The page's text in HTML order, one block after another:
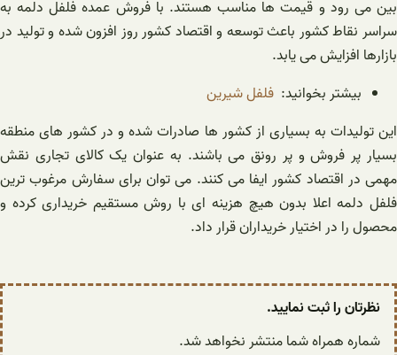
بین می رود و قیمت ها مناسب هستند. با فروش عمده فلفل دلمه به
سراسر نقاط کشور باعث توسعه و اقتصاد کشور روز افزون شده و تولید در
بازارها افزایش می یابد.
بیشتر بخوانید: فلفل شیرین
این تولیدات به بسیاری از کشور ها صادرات شده و در کشور های منطقه
بسیار پر فروش و پر رونق می باشند. به عنوان یک کالای تجاری نقش
مهمی در اقتصاد کشور ایفا می کنند. می توان برای سفارش مرغوب ترین
فلفل دلمه اعلا بدون هیچ هزینه ای با روش مستقیم خریداری کرده و
محصول را در اختیار خریداران قرار داد.
نظرتان را ثبت نمایید.
شماره همراه شما منتشر نخواهد شد.